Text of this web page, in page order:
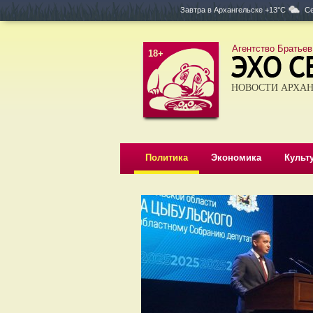
Завтра в Архангельске +13°C
18+ Агентство
НОВОСТИ
Политика Экономика